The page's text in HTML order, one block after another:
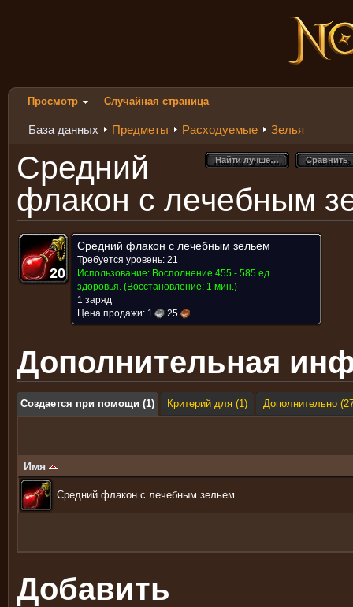
Просмотр Случайная страница
База данных Предметы Расходуемые Зелья
Сравнить
Сравнить
Найти лучше…
Найти лучше…
Средний
флакон с лечебным
20
20
20
20
20
20
20
20
20
Средний флакон с лечебным зельем
Требуется уровень: 21
Использование: Восполнение 455 - 585 ед.
здоровья. (Восстановление: 1 мин.)
1 заряд
Цена продажи: 1 25
Дополнительная
Создается при помощи (1) Критерий для (1) Дополнительно
Имя
Средний флакон с лечебным зельем
Добавить